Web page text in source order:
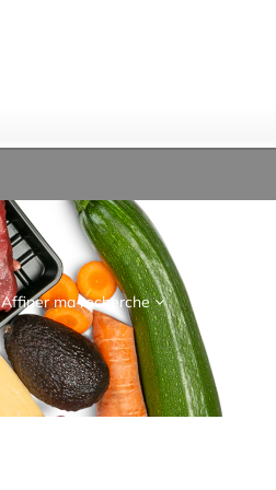
Affiner ma recherche